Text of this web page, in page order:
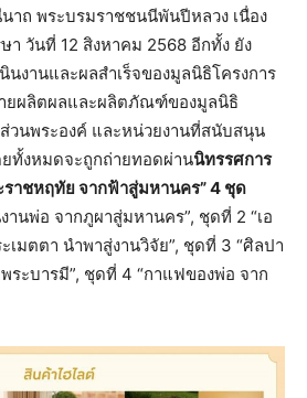
าถ พระบรมราชชนนีพันปีหลวง เนื่อง
า วันที่ 12 สิงหาคม 2568 อีกทั้ง ยัง
นงานและผลสำเร็จของมูลนิธิโครงการ
ายผลิตผลและผลิตภัณฑ์ของมูลนิธิ
ส่วนพระองค์ และหน่วยงานที่สนับสนุน
ทั้งหมดจะถูกถ่ายทอดผ่านนิทรรศการ
ราชหฤทัย จากฟ้าสู่มหานคร”4 ชุด
นพ่อ จากภูผาสู่มหานคร”, ชุดที่ 2 “เอ
เมตตา นำพาสู่งานวิจัย”, ชุดที่ 3 “ศิลปา
ะบารมี”, ชุดที่ 4 “กาแฟของพ่อ จาก